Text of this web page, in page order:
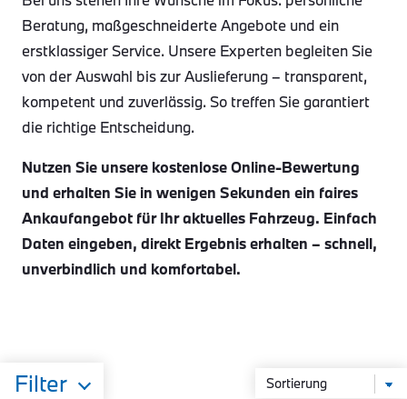
Beratung, maßgeschneiderte Angebote und ein
erstklassiger Service. Unsere Experten begleiten Sie
von der Auswahl bis zur Auslieferung – transparent,
kompetent und zuverlässig. So treffen Sie garantiert
die richtige Entscheidung.
Nutzen Sie unsere kostenlose Online-Bewertung
und erhalten Sie in wenigen Sekunden ein faires
Ankaufangebot für Ihr aktuelles Fahrzeug. Einfach
Daten eingeben, direkt Ergebnis erhalten – schnell,
unverbindlich und komfortabel.
Filter